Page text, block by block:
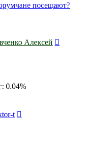
посещают?
Алексей
0.04%
t